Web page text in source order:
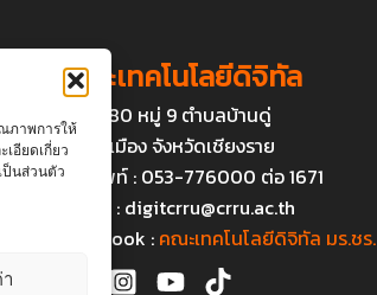
ภาพการให้
อียดเกี่ยว
ป็นส่วนตัว
คณะเทคโนโลยีดิจิทัล
เลขที่ 80 หมู่ 9 ตำบลบ้านดู่
อำเภอเมือง จังหวัดเชียงราย
โทรศัพท์ : 053-776000 ต่อ 1671
Email : digitcrru@crru.ac.th
Facebook : คณะเทคโนโลยีดิจิทัล มร.ชร.